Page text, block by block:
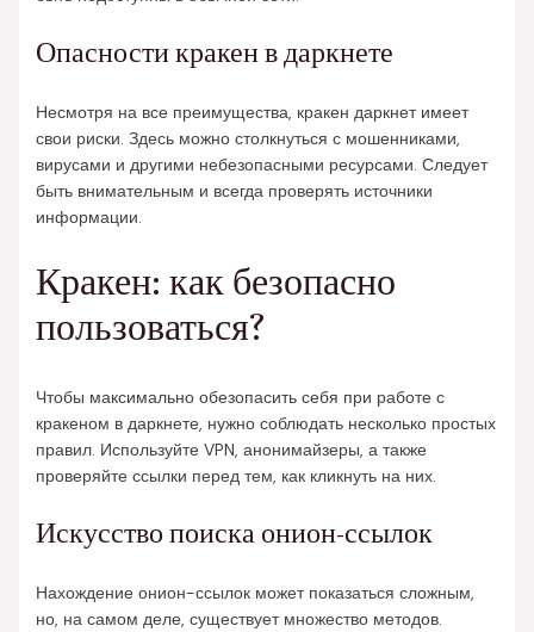
Опасности кракен в даркнете
Несмотря на все преимущества, кракен даркнет имеет
свои риски. Здесь можно столкнуться с мошенниками,
вирусами и другими небезопасными ресурсами. Следует
быть внимательным и всегда проверять источники
информации.
Кракен: как безопасно
пользоваться?
Чтобы максимально обезопасить себя при работе с
кракеном в даркнете, нужно соблюдать несколько простых
правил. Используйте VPN, анонимайзеры, а также
проверяйте ссылки перед тем, как кликнуть на них.
Искусство поиска онион-ссылок
Нахождение онион-ссылок может показаться сложным,
но, на самом деле, существует множество методов.